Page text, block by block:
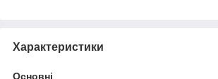
Характеристики
Основні